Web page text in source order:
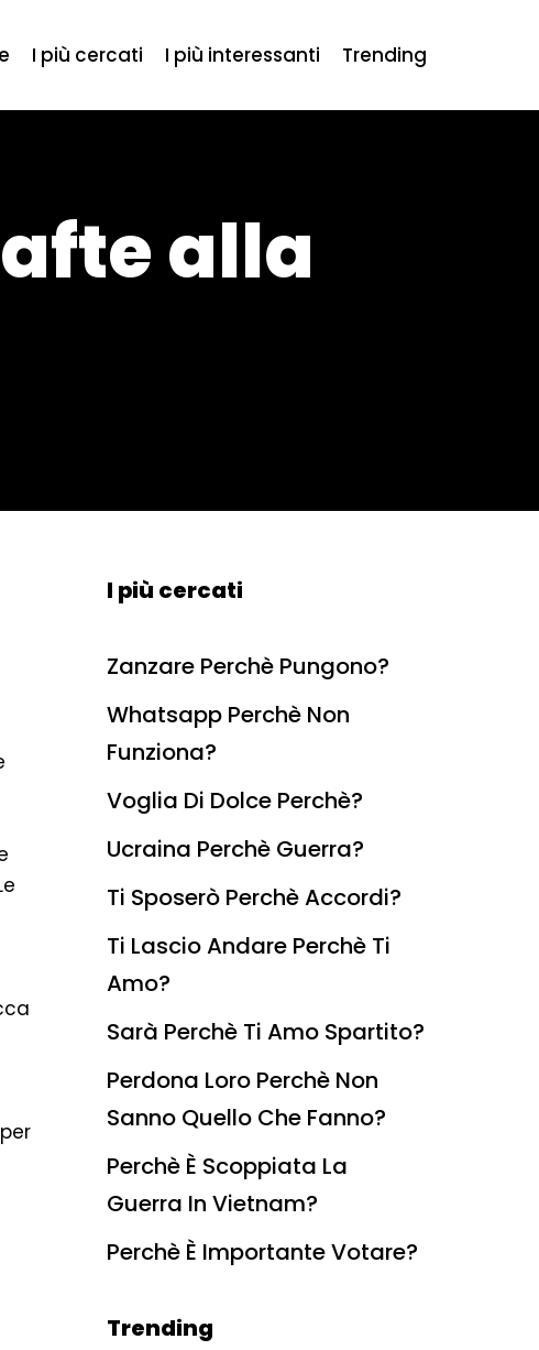
I più cercati I più interessanti Trending
alla
I più cercati
Zanzare Perchè Pungono?
Whatsapp Perchè Non
Funziona?
Voglia Di Dolce Perchè?
Ucraina Perchè Guerra?
Ti Sposerò Perchè Accordi?
Ti Lascio Andare Perchè Ti
Amo?
Sarà Perchè Ti Amo Spartito?
Perdona Loro Perchè Non
Sanno Quello Che Fanno?
Perchè È Scoppiata La
Guerra In Vietnam?
Perchè È Importante Votare?
Trending